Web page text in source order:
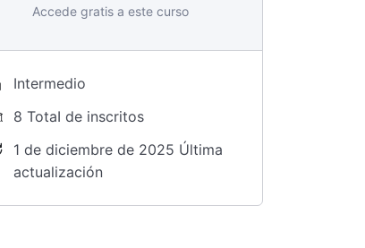
Accede gratis a este curso
Intermedio
8 TotaI de inscritos
1 de diciembre de 2025 Última
actualización